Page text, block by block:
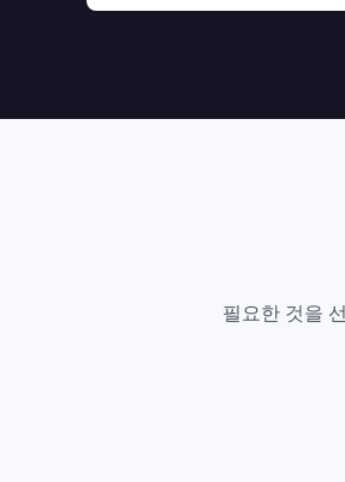
필요한 것을